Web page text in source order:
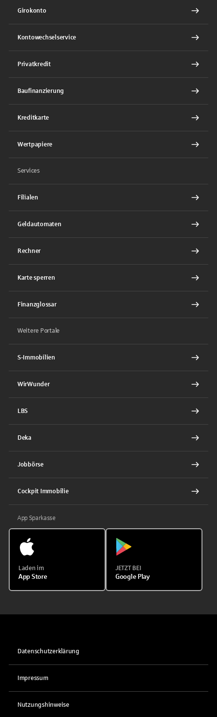
Girokonto
Kontowechselservice
Privatkredit
Baufinanzierung
Kreditkarte
Wertpapiere
Services
Filialen
Geldautomaten
Rechner
Karte sperren
Finanzglossar
Weitere Portale
S-Immobilien
WirWunder
LBS
Deka
Jobbörse
Cockpit Immobilie
App Sparkasse
Laden im
App Store
JETZT BEI
Google Play
Datenschutzerklärung
Impressum
Nutzungshinweise